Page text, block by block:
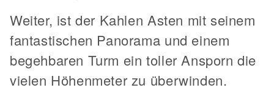
Weiter, ist der Kahlen Asten mit seinem
fantastischen Panorama und einem
begehbaren Turm ein toller Ansporn die
vielen Höhenmeter zu überwinden.